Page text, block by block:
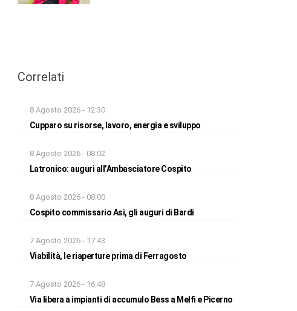
Correlati
8 Agosto 2026 - 12:30
Cupparo su risorse, lavoro, energia e sviluppo
8 Agosto 2026 - 08:02
Latronico: auguri all’Ambasciatore Cospito
8 Agosto 2026 - 08:00
Cospito commissario Asi, gli auguri di Bardi
7 Agosto 2026 - 17:43
Viabilità, le riaperture prima di Ferragosto
7 Agosto 2026 - 16:48
Via libera a impianti di accumulo Bess a Melfi e Picerno